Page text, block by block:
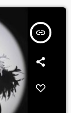
insert_link